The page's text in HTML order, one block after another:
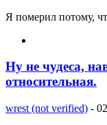
Я померил потому,
Ну не чудеса,
относительная.
wrest (not verified) -